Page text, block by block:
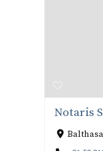
Notaris